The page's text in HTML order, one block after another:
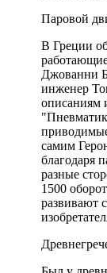
Паровой
В Греции
Джованни
инженер
описаниям
самим
благодаря
разные
1500
развивают